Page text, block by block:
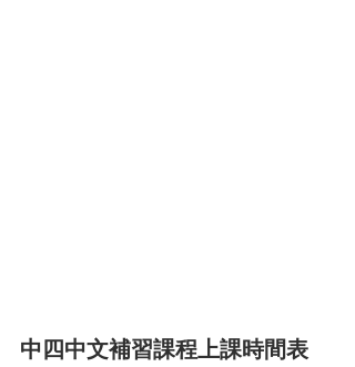
中四中文補習課程上課時間表